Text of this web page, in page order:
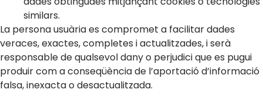
similars.
La persona usuària es compromet a facilitar dades
veraces, exactes, completes i actualitzades, i serà
responsable de qualsevol dany o perjudici que es pugui
produir com a conseqüència de l’aportació d’informació
falsa, inexacta o desactualitzada.